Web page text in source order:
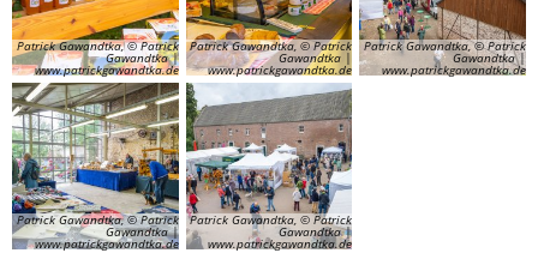
Patrick Gawandtka, © Patrick
Gawandtka |
www.patrickgawandtka.de
Patrick Gawandtka, © Patrick
Gawandtka |
www.patrickgawandtka.de
Patrick Gawandtka, © Patrick
Gawandtka |
www.patrickgawandtka.de
Patrick Gawandtka, © Patrick
Gawandtka |
www.patrickgawandtka.de
Patrick Gawandtka, © Patrick
Gawandtka |
www.patrickgawandtka.de